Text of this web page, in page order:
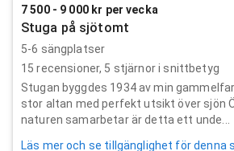
7 500 - 9 000 kr per vecka
Stuga på sjötomt
5-6 sängplatser
15 recensioner, 5 stjärnor i snittbetyg
Stugan byggdes 1934 av min
stor altan med perfekt utsikt över sjön
naturen samarbetar är detta ett unde...
Läs mer och se tillgänglighet för denna